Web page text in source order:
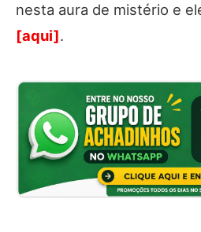
nesta aura de mistério e
[aqui].